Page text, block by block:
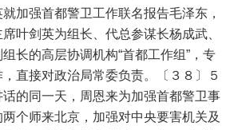
加强首都警卫工作联名报告毛泽东，
叶剑英为组长、代总参谋长杨成武、
长的高层协调机构“首都工作组”，专
直接对政治局常委负责。〔３８〕５
的同一天，周恩来为加强首都警卫事
个师来北京，加强对中央要害机关及